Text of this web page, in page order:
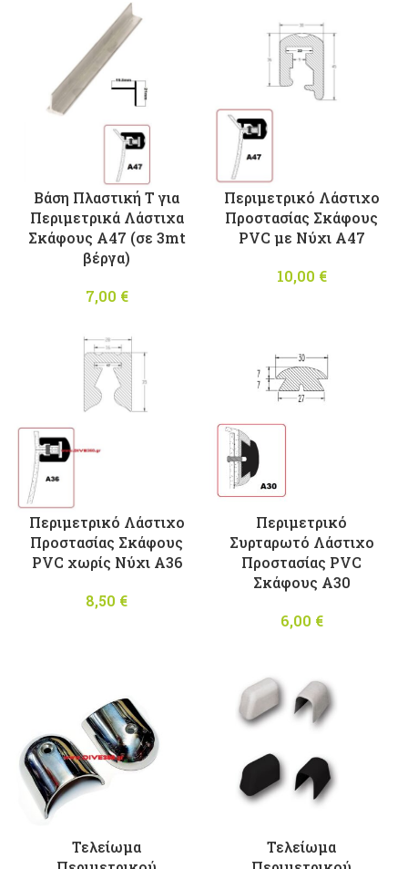
Βάση Πλαστική Τ για
Περιμετρικά Λάστιχα
Σκάφους A47 (σε 3mt
βέργα)
7,00 €
Περιμετρικό Λάστιχο
Προστασίας Σκάφους
PVC με Νύχι A47
10,00 €
Περιμετρικό Λάστιχο
Προστασίας Σκάφους
PVC χωρίς Νύχι Α36
8,50 €
Περιμετρικό
Συρταρωτό Λάστιχο
Προστασίας PVC
Σκάφους A30
6,00 €
Τελείωμα
Τελείωμα